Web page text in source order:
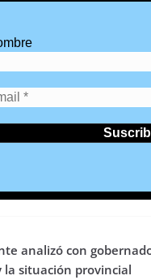
analizó con
la situación provincial